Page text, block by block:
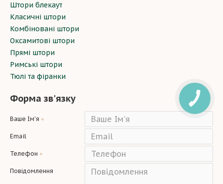
Штори блекаут
Класичні штори
Комбіновані штори
Оксамитові штори
Прямі штори
Римські штори
Тюлі та фіранки
Форма зв'язку
Ваше Ім'я
Email
Телефон
Повідомлення